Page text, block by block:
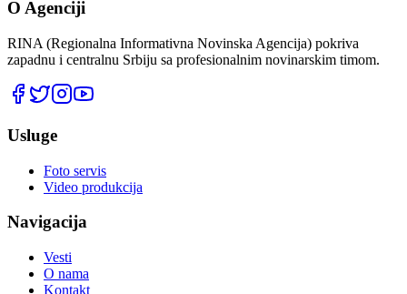
O Agenciji
RINA (Regionalna Informativna Novinska Agencija) pokriva
zapadnu i centralnu Srbiju sa profesionalnim novinarskim timom.
Usluge
Foto servis
Video produkcija
Navigacija
Vesti
O nama
Kontakt